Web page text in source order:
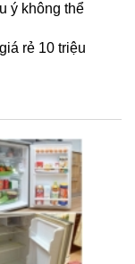
ý không thể
rẻ 10 triệu